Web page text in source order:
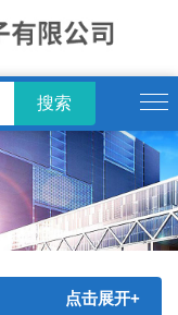
点击展开+